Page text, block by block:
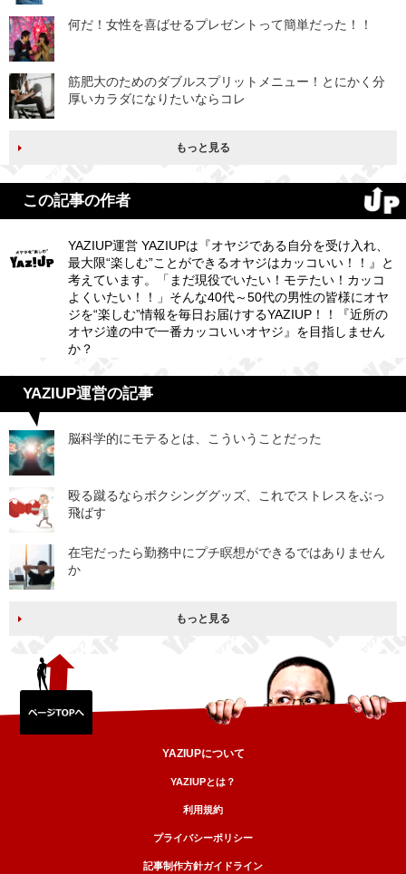
何だ！女性を喜ばせるプレゼントって簡単だった！！
筋肥大のためのダブルスプリットメニュー！とにかく分
厚いカラダになりたいならコレ
もっと見る
この記事の作者
YAZIUP運営 YAZIUPは『オヤジである自分を受け入れ、
最大限“楽しむ”ことができるオヤジはカッコいい！！』と
考えています。「まだ現役でいたい！モテたい！カッコ
よくいたい！！」そんな40代～50代の男性の皆様にオヤ
ジを“楽しむ”情報を毎日お届けするYAZIUP！！『近所の
オヤジ達の中で一番カッコいいオヤジ』を目指しません
か？
YAZIUP運営の記事
脳科学的にモテるとは、こういうことだった
殴る蹴るならボクシンググッズ、これでストレスをぶっ
飛ばす
在宅だったら勤務中にプチ瞑想ができるではありません
か
もっと見る
YAZIUPについて
YAZIUPとは？
利用規約
プライバシーポリシー
記事制作方針ガイドライン